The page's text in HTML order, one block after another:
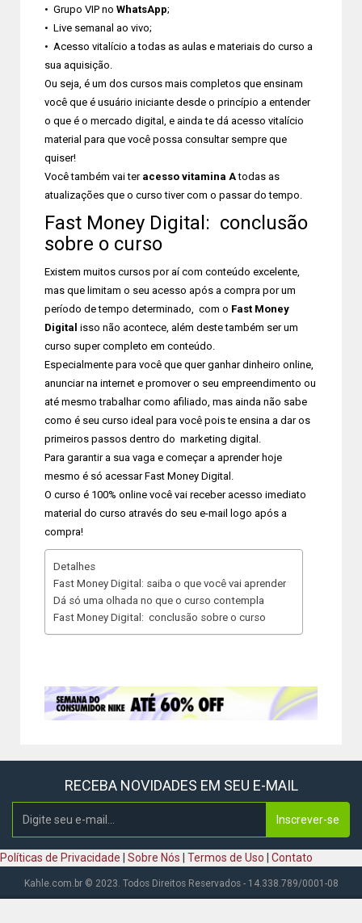
• Grupo VIP no WhatsApp;
• Live semanal ao vivo;
• Acesso vitalício a todas as aulas e materiais do curso a
sua aquisição.
Ou seja, é um dos cursos mais completos que ensinam
você que é usuário iniciante desde o princípio a entender
o que é o mercado digital, e ainda te dá acesso vitalício
material para que você possa consultar sempre que
quiser!
Você também vai ter acesso vitamina Atodas as
atualizações que o curso tiver com o passar do tempo.
Fast Money Digital: conclusão
sobre o curso
Existem muitos cursos por aí com conteúdo excelente,
mas que limitam o seu acesso após a compra por um
período de tempo determinado, com o Fast Money
Digital isso não acontece, além deste também ser um
curso super completo em conteúdo.
Especialmente para você que quer ganhar dinheiro online,
anunciar na internet e promover o seu empreendimento ou
até mesmo trabalhar como afiliado, mas ainda não sabe
como é seu curso ideal para você pois te ensina a dar os
primeiros passos dentro do marketing digital.
Para garantir a sua vaga e começar a aprender hoje
mesmo é só acessar Fast Money Digital.
O curso é 100% online você vai receber acesso imediato
material do curso através do seu e-mail logo após a
compra!
Detalhes
Fast Money Digital: saiba o que você vai aprender
Dá só uma olhada no que o curso contempla
Fast Money Digital: conclusão sobre o curso
RECEBA NOVIDADES EM SEU E-MAIL
Inscrever-se
Políticas de Privacidade Sobre Nós Termos de Uso Contato
Kahle.com.br © 2023. Todos Direitos Reservados - 14.338.789/0001-08